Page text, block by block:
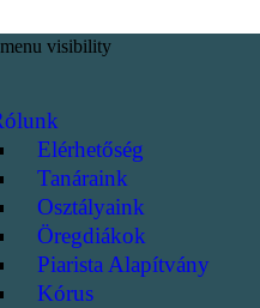
visibility
Elérhetőség
Tanáraink
Osztályaink
Öregdiákok
Piarista Alapítvány
Kórus